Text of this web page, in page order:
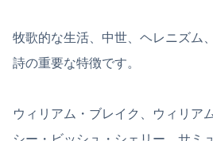
牧歌的な生活、中世、ヘレニズム
詩の重要な特徴です。
ウィリアム・ブレイク、ウィリア